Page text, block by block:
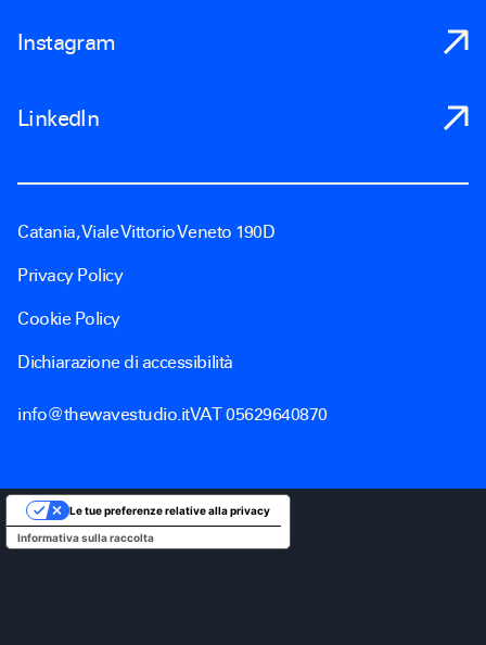
Instagram
LinkedIn
Catania, Viale Vittorio Veneto 190D
Privacy Policy
Cookie Policy
Dichiarazione di accessibilità
info@thewavestudio.itVAT 05629640870
Informativa sulla raccolta
Le tue preferenze relative alla privacy